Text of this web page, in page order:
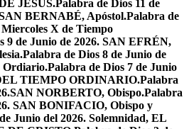
JESÚS.Palabra de Dios 11 de
BERNABÉ, Apóstol.Palabra de
X de Tiempo
9 de Junio de 2026. SAN EFRÉN,
Palabra de Dios 8 de Junio de
Ordiario.Palabra de Dios 7 de Junio
TIEMPO ORDINARIO.Palabra
NORBERTO, Obispo.Palabra
SAN BONIFACIO, Obispo y
Junio del 2026. Solemnidad, EL